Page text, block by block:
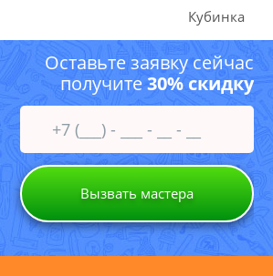
Кубинка
Оставьте заявку сейчас
получите30% скидку
Вызвать мастера